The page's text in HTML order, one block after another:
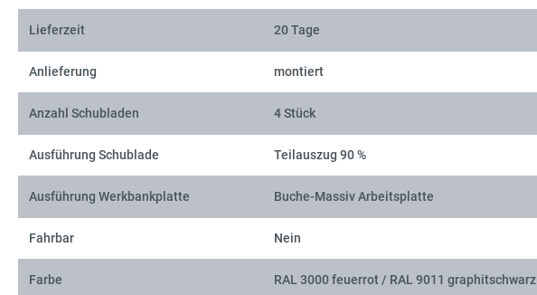
Lieferzeit 20 Tage
Anlieferung montiert
Anzahl Schubladen 4 Stück
Ausführung Schublade Teilauszug 90 %
Ausführung Werkbankplatte Buche-Massiv Arbeitsplatte
Fahrbar Nein
Farbe RAL 3000 feuerrot / RAL 9011 graphitschwarz